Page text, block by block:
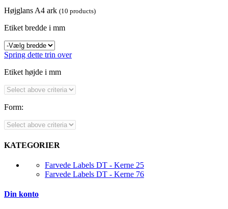
Højglans A4 ark (10 products)
Etiket bredde i mm
Spring dette trin over
Etiket højde i mm
Form:
KATEGORIER
Farvede Labels DT - Kerne 25
Farvede Labels DT - Kerne 76
Din konto